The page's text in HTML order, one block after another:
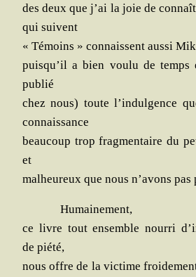
des deux que j’ai la joie de
qui suivent
« Témoins » connaissent aus­si
puis­qu’il a bien vou­lu de temps
publié
chez nous) toute l’in­dul­gence
connaissance
beau­coup trop frag­men­taire du
et
mal­heu­reux que nous n’a­vons pas
Humai­ne­ment,
ce livre tout ensemble nour­ri
de piété,
nous offre de la vic­time